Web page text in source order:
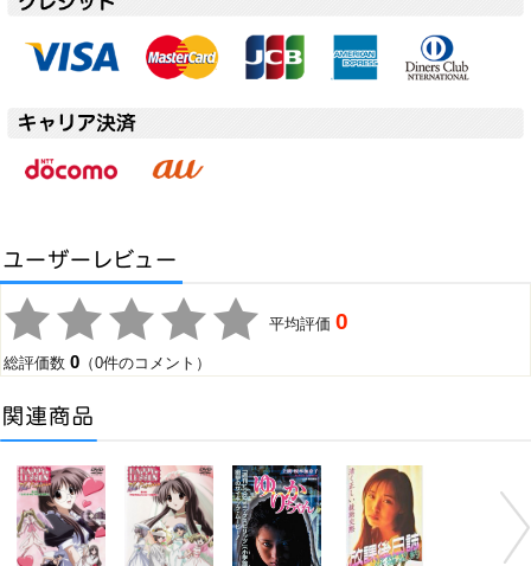
平均評価0
総評価数0 （0件のコメント）